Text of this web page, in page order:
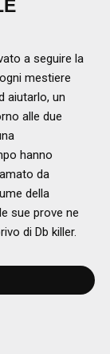
a seguire la
mestiere
aiutarlo, un
alle due
hanno
da
della
sue prove ne
di Db killer.